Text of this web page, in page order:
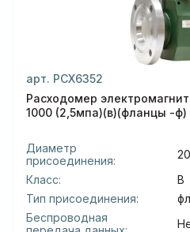
арт. РСХ6352
Расходомер
1000 (2,5мпа)(в)(фланцы -ф)
Диаметр
присоединения:
Класс:
В
Тип присоединения:
Беспроводная